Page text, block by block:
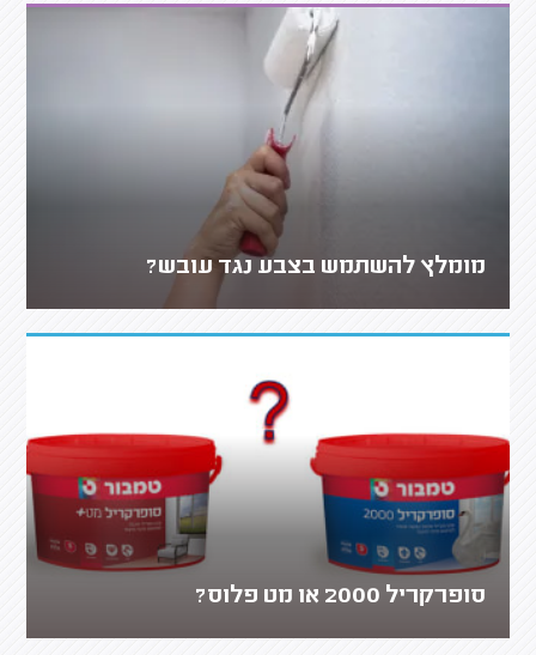
מומלץ להשתמש בצבע נגד עובש?
סופרקריל 2000 או מט פלוס?